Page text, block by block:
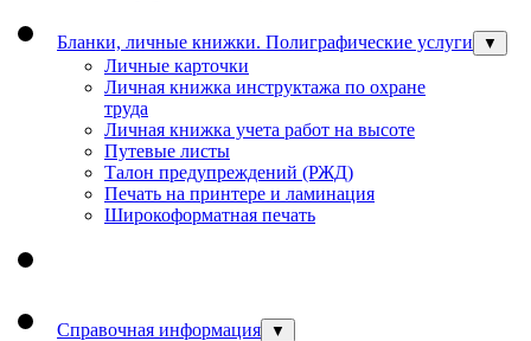
Бланки, личные книжки. Полиграфические услуги ▼
Личные карточки
Личная книжка инструктажа по охране
труда
Личная книжка учета работ на высоте
Путевые листы
Талон предупреждений (РЖД)
Печать на принтере и ламинация
Широкоформатная печать
Справочная информация ▼